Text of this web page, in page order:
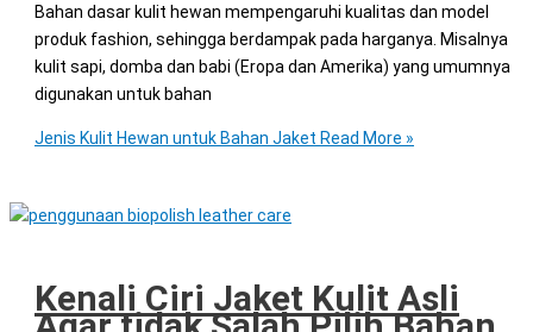
Bahan dasar kulit hewan mempengaruhi kualitas dan model
produk fashion, sehingga berdampak pada harganya. Misalnya
kulit sapi, domba dan babi (Eropa dan Amerika) yang umumnya
digunakan untuk bahan
Jenis Kulit Hewan untuk Bahan Jaket Read More »
Kenali Ciri Jaket Kulit Asli